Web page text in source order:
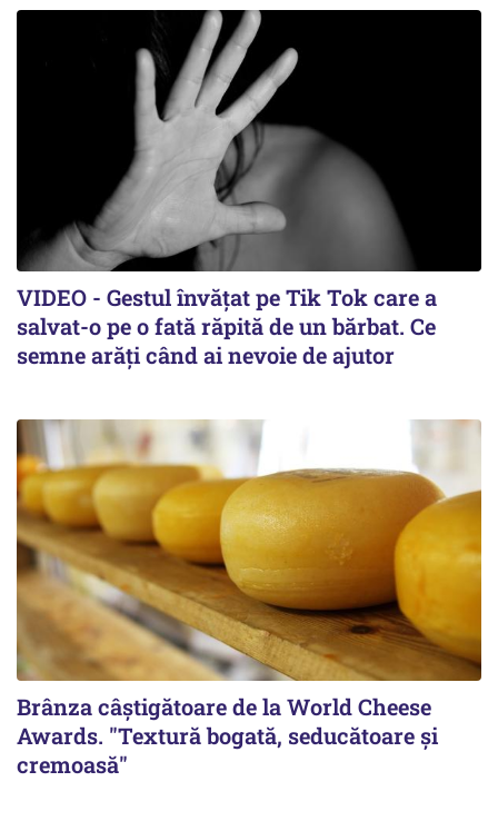
VIDEO - Gestul învățat pe Tik Tok care a
salvat-o pe o fată răpită de un bărbat. Ce
semne arăți când ai nevoie de ajutor
Brânza câștigătoare de la World Cheese
Awards. "Textură bogată, seducătoare și
cremoasă"